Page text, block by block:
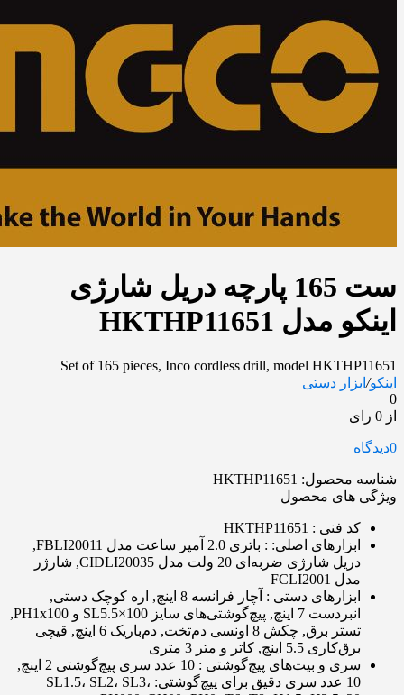
ست 165 پارچه دریل شارژی
اینکو مدل HKTHP11651
Set of 165 pieces, Inco cordless drill, model HKTHP11651
اینکو/ ابزار دستی
0
از 0 رای
0دیدگاه
شناسه محصول: HKTHP11651
ویژگی های محصول
کد فنی : HKTHP11651
ابزارهای اصلی:
: باتری 2.0 آمپر ساعت مدل FBLI20011,
دریل شارژی ضربه‌ای 20 ولت مدل CIDLI20035, شارژر
مدل FCLI2001
ابزارهای دستی
: آچار فرانسه 8 اینچ, اره کوچک دستی,
انبردست 7 اینچ, پیچ‌گوشتی‌های سایز SL5.5×100 و PH1x100,
تستر برق, چکش 8 اونسی دم‌تخت, دم‌باریک 6 اینچ, قیچی
برق‌کاری 5.5 اینچ, کاتر و متر 3 متری
سری و بیت‌های پیچ‌گوشتی
: 10 عدد سری پیچ‌گوشتی 2 اینچ,
10 عدد سری دقیق برای پیچ‌گوشتی: SL1.5، SL2، SL3،